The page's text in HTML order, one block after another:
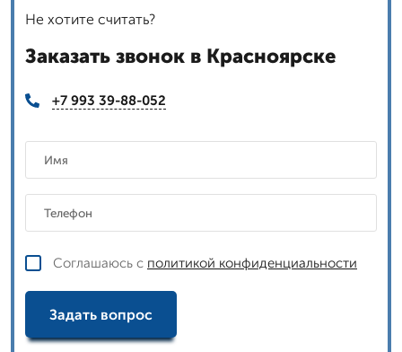
Не хотите считать?
Заказать звонок в Красноярске
+7 993 39-88-052
Соглашаюсь с политикой конфиденциальности
Задать вопрос